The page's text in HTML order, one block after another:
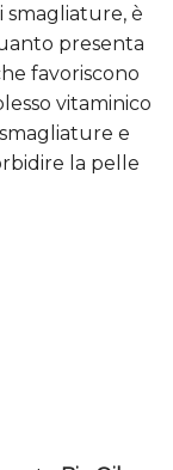
smagliature, è
presenta
favoriscono
vitaminico
e
la pelle